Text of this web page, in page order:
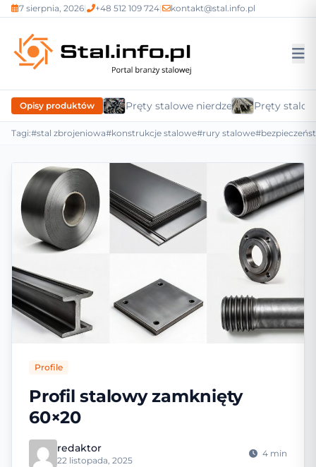
7 sierpnia, 2026| +48 512 109 724| kontakt@stal.info.pl
Opisy produktów Pręty stalowe nierdzewnePręty
Tagi:#stal zbrojeniowa#konstrukcje stalowe#rury stalowe
Profile
Profil stalowy zamknięty
60×20
redaktor
22 listopada, 2025
4 min